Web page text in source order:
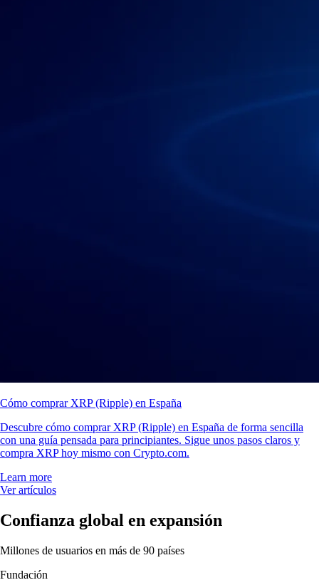
Cómo comprar XRP (Ripple) en España
Descubre cómo comprar XRP (Ripple) en España de forma sencilla
con una guía pensada para principiantes. Sigue unos pasos claros y
compra XRP hoy mismo con Crypto.com.
Learn more
Ver artículos
Confianza global en expansión
Millones de usuarios en más de 90 países
Fundación